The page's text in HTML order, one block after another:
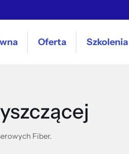
Oferta Szkolenia
Fiber.